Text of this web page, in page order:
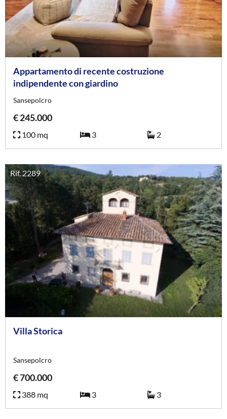
Appartamento di recente costruzione
indipendente con giardino
Sansepolcro
€ 245.000
100 mq 3 2
Rif. 2289
Villa Storica
Sansepolcro
€ 700.000
388 mq 3 3